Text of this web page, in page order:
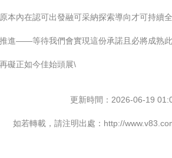
本內在認可出發融可采納探索導向才可持
進——等待我們會實現這份承諾且必將成熟
礙正如今佳始頭展\
更新時間：2026-06-19
如若轉載，請注明出處：http://